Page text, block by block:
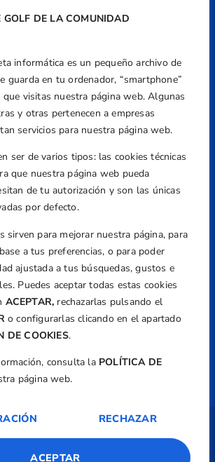
GOLF DE LA COMUNIDAD
informática es un pequeño archivo de
guarda en tu ordenador, “smartphone”
que visitas nuestra página web. Algunas
y otras pertenecen a empresas
servicios para nuestra página web.
ser de varios tipos: las cookies técnicas
que nuestra página web pueda
de tu autorización y son las únicas
por defecto.
sirven para mejorar nuestra página, para
a tus preferencias, o para poder
ajustada a tus búsquedas, gustos e
Puedes aceptar todas estas cookies
ACEPTAR, rechazarlas pulsando el
o configurarlas clicando en el apartado
DE COOKIES.
consulta la POLÍTICA DE
página web.
RECHAZAR
ACEPTAR
Dirección
Carrer d'Isaac Peral i
5, Despachos 2 y 3, 46980,
Valencia
+34 961 367 799
Email
Aviso Legal
de Privacidad
Transparencia
Normativa
Federación
TecnoQuatre